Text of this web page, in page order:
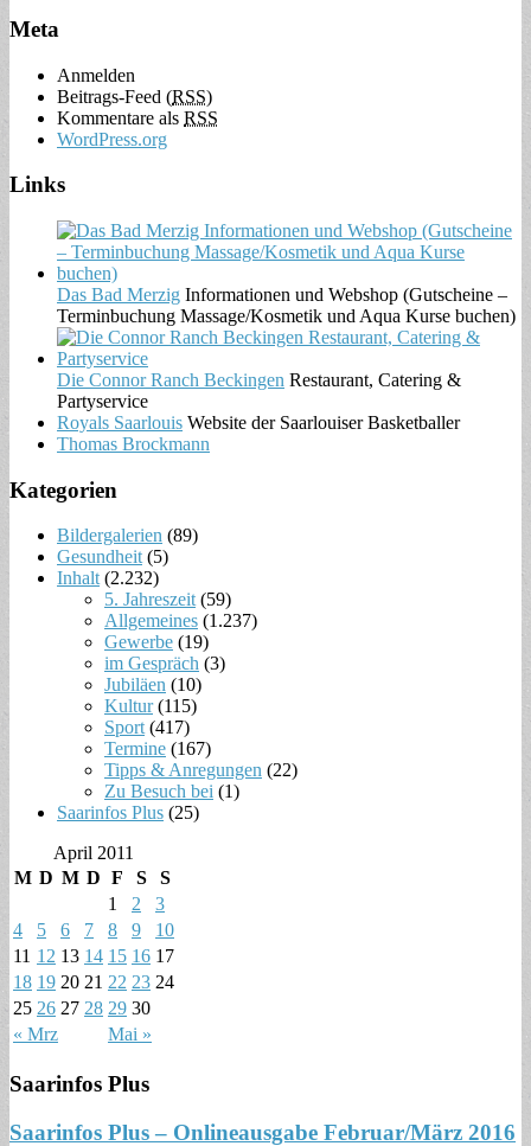
Meta
Anmelden
Beitrags-Feed (RSS)
Kommentare als RSS
WordPress.org
Links
Das Bad Merzig Informationen und Webshop (Gutscheine –
Terminbuchung Massage/Kosmetik und Aqua Kurse buchen)
Die Connor Ranch Beckingen Restaurant, Catering &
Partyservice
Royals Saarlouis Website der Saarlouiser Basketballer
Thomas Brockmann
Kategorien
Bildergalerien (89)
Gesundheit(5)
Inhalt(2.232)
5. Jahreszeit(59)
Allgemeines (1.237)
Gewerbe (19)
im Gespräch (3)
Jubiläen (10)
Kultur(115)
Sport(417)
Termine (167)
Tipps & Anregungen (22)
Zu Besuch bei (1)
Saarinfos Plus (25)
April 2011
M D M D F S S
« Mrz Mai »
1 2
3
4
5 6 7 8 9
10
11 12 13 14 15 16 17
18 19 20 21 22 23 24
25 26 27 28 29 30
Saarinfos Plus
Saarinfos Plus – Onlineausgabe Februar/März 2016